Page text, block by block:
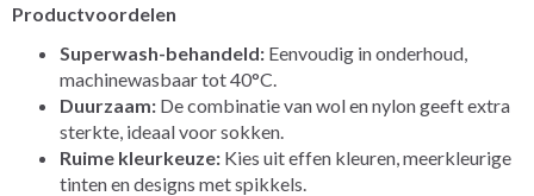
Productvoordelen
Superwash-behandeld: Eenvoudig in onderhoud,
machinewasbaar tot 40°C.
Duurzaam: De combinatie van wol en nylon geeft extra
sterkte, ideaal voor sokken.
Ruime kleurkeuze: Kies uit effen kleuren, meerkleurige
tinten en designs met spikkels.